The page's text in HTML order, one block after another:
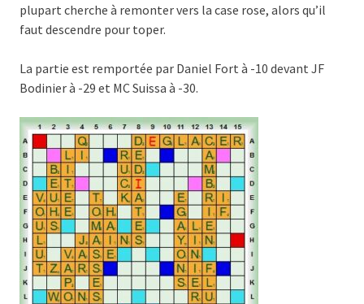
plupart cherche à remonter vers la case rose, alors qu’il
faut descendre pour toper.
La partie est remportée par Daniel Fort à -10 devant JF
Bodinier à -29 et MC Suissa à -30.